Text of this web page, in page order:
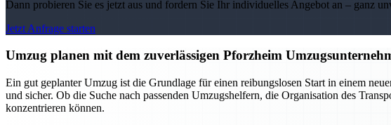
Dann probieren Sie es jetzt aus und fordern Sie Ihr individuelles Angebot an – ganz
Jetzt Anfrage starten
Umzug planen mit dem zuverlässigen Pforzheim
Ein gut geplanter Umzug ist die Grundlage für einen reibungslosen Start in einem
und sicher. Ob die Suche nach passenden Umzugshelfern, die Organisation des
konzentrieren können.